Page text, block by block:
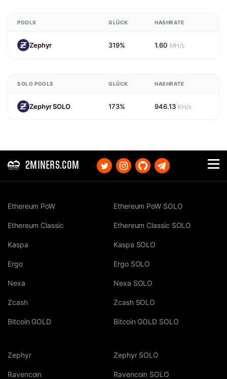
POOLS GLÜCK HASHRATE
Zephyr 319% 1.60 MH/s
SOLO POOLS GLÜCK HASHRATE
Zephyr SOLO 173% 946.13 KH/s
2MINERS.COM
Ethereum PoW
Ethereum Classic
Kaspa
Ergo
Nexa
Zcash
Bitcoin GOLD
Ethereum PoW SOLO
Ethereum Classic SOLO
Kaspa SOLO
Ergo SOLO
Nexa SOLO
Zcash SOLO
Bitcoin GOLD SOLO
Zephyr
Ravencoin
Zephyr SOLO
Ravencoin SOLO